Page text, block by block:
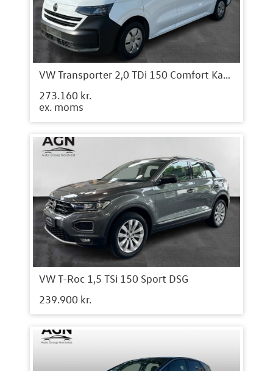
VW Transporter 2,0 TDi 150 Comfort Kassevogn aut. LWB
273.160 kr.
ex. moms
VW T-Roc 1,5 TSi 150 Sport DSG
239.900 kr.